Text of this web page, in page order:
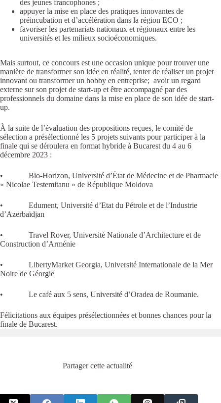
des jeunes francophones ;
appuyer la mise en place des pratiques innovantes de
préincubation et d’accélération dans la région ECO ;
favoriser les partenariats nationaux et régionaux entre les
universités et les milieux socioéconomiques.
Mais surtout, ce concours est une occasion unique pour trouver une
manière de transformer son idée en réalité, tenter de réaliser un projet
innovant ou transformer un hobby en entreprise; avoir un regard
externe sur son projet de start-up et être accompagné par des
professionnels du domaine dans la mise en place de son idée de start-
up.
À la suite de l’évaluation des propositions reçues, le comité de
sélection a présélectionné les 5 projets suivants pour participer à la
finale qui se déroulera en format hybride à Bucarest du 4 au 6
décembre 2023 :
• Bio-Horizon, Université d’État de Médecine et de Pharmacie
« Nicolae Testemitanu » de République Moldova
• Edument, Université d’Etat du Pétrole et de l’Industrie
d’Azerbaïdjan
• Travel Rover, Université Nationale d’Architecture et de
Construction d’Arménie
• LibertyMarket Georgia, Université Internationale de la Mer
Noire de Géorgie
• Le café aux 5 sens, Université d’Oradea de Roumanie.
Félicitations aux équipes présélectionnées et bonnes chances pour la
finale de Bucarest.
Partager cette actualité